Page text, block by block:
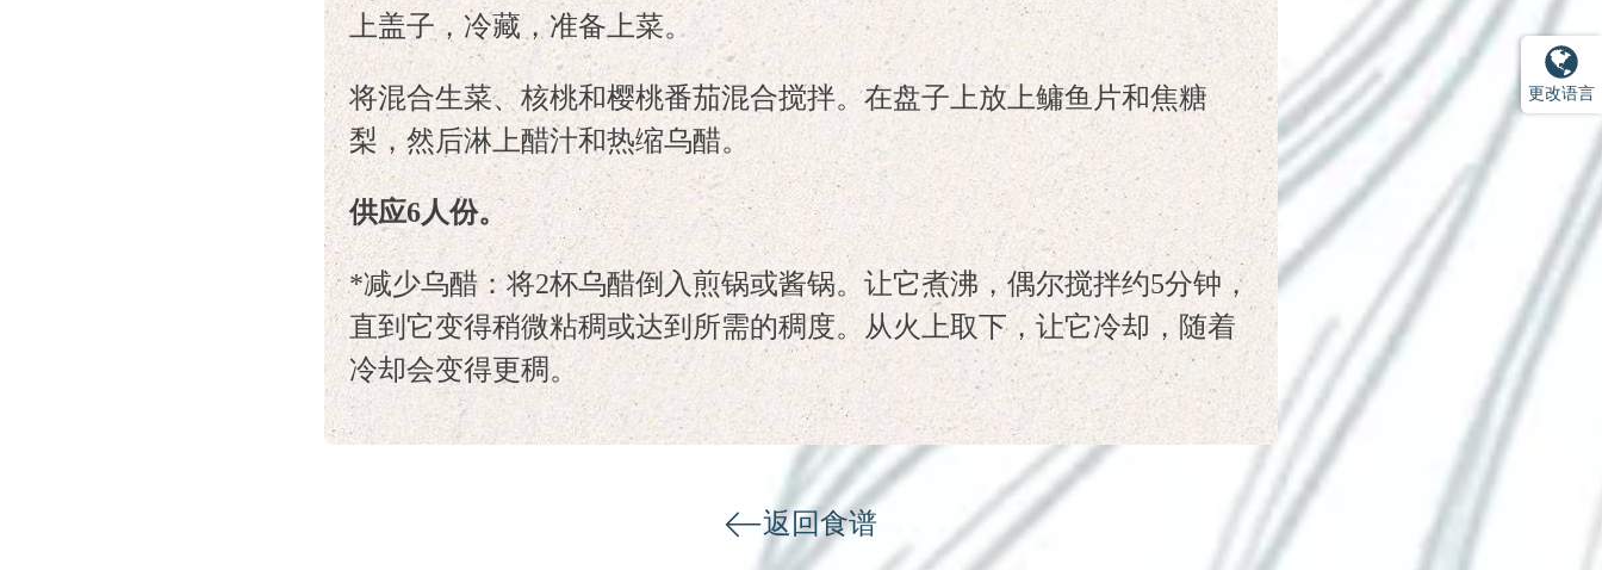
上盖子，冷藏，准备上菜。
将混合生菜、核桃和樱桃番茄混合搅拌。在盘子上放上鳙鱼片和焦糖
梨，然后淋上醋汁和热缩乌醋。
供应6人份。
*减少乌醋：将2杯乌醋倒入煎锅或酱锅。让它煮沸，偶尔搅拌约5分钟，
直到它变得稍微粘稠或达到所需的稠度。从火上取下，让它冷却，随着
冷却会变得更稠。
返回食谱
更改语言